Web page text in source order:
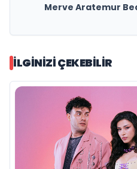
Merve Aratemur
İLGINIZI ÇEKEBILIR